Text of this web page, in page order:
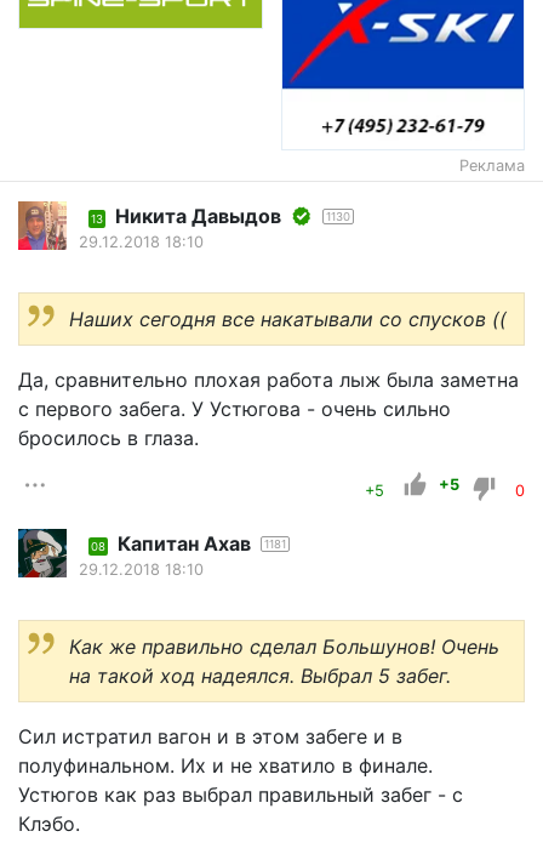
Реклама
13 Никита Давыдов 1130
29.12.2018 18:10
Наших сегодня все накатывали со спусков ((
Да, сравнительно плохая работа лыж была заметна
с первого забега. У Устюгова - очень сильно
бросилось в глаза.
+5 +5 0
08 Капитан Ахав 1181
29.12.2018 18:10
Как же правильно сделал Большунов! Очень
на такой ход надеялся. Выбрал 5 забег.
Сил истратил вагон и в этом забеге и в
полуфинальном. Их и не хватило в финале.
Устюгов как раз выбрал правильный забег - с
Клэбо.